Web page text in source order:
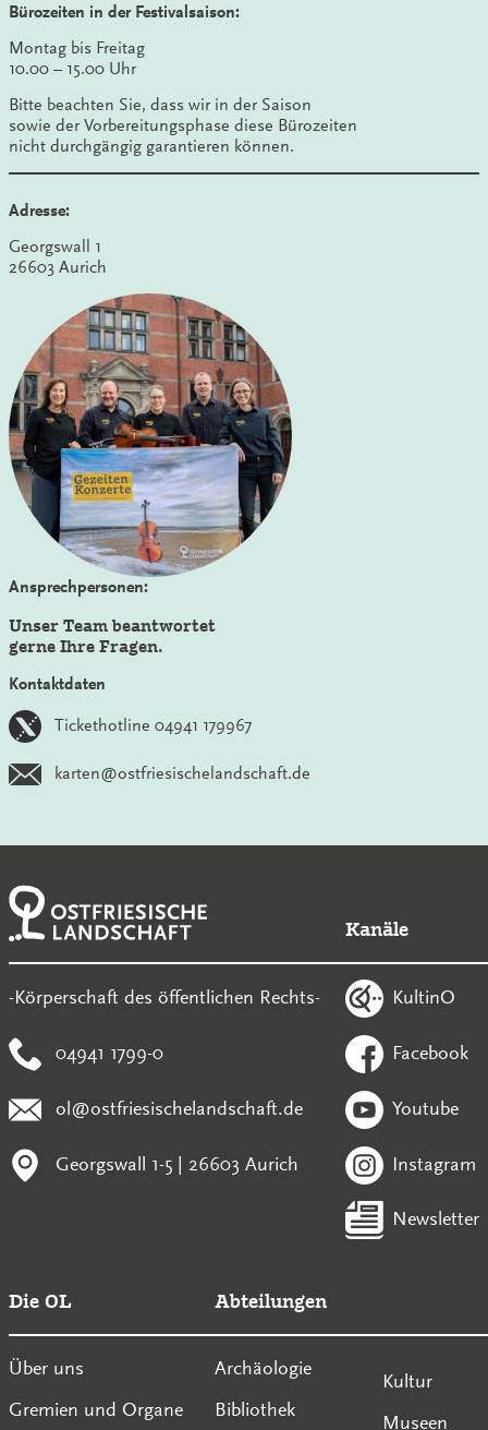
Bürozeiten in der Festivalsaison:
Montag bis Freitag
10.00 – 15.00 Uhr
Bitte beachten Sie, dass wir in der Saison
sowie der Vorbereitungsphase diese Bürozeiten
nicht durchgängig garantieren können.
Adresse:
Georgswall 1
26603 Aurich
Ansprechpersonen:
Unser Team beantwortet
gerne Ihre Fragen.
Kontaktdaten
Tickethotline 04941 179967
karten@ostfriesischelandschaft.de
-Körperschaft des öffentlichen Rechts-
04941 1799-0
ol@ostfriesischelandschaft.de
Georgswall 1-5 | 26603 Aurich
Kanäle
KultinO
Facebook
Youtube
Instagram
Newsletter
Die OL
Über uns
Gremien und Organe
Abteilungen
Archäologie
Bibliothek
Kultur
Museen